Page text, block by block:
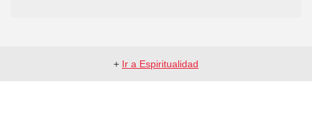
+ Ir a Espiritualidad